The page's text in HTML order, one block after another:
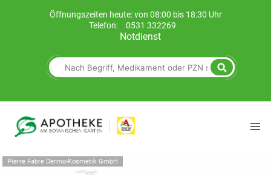
Öffnungszeiten heute: von 08:00 bis 18:30 Uhr
Telefon:
0531 332269
Notdienst
Pierre Fabre Dermo-Kosmetik GmbH